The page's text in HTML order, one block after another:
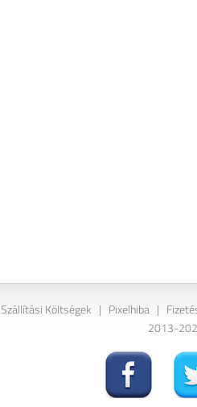
Szállítási Költségek | Pixelhiba |
2013-